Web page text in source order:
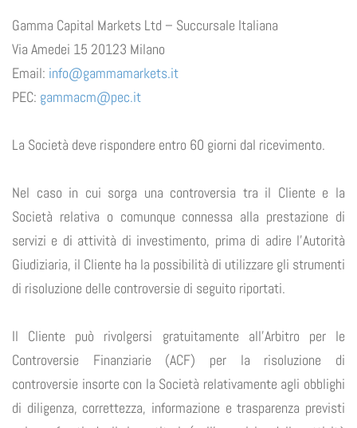
Gamma Capital Markets Ltd – Succursale Italiana
Via Amedei 15 20123 Milano
Email: info@gammamarkets.it
PEC: gammacm@pec.it
La Società deve rispondere entro 60 giorni dal ricevimento.
Nel caso in cui sorga una controversia tra il Cliente e la
Società relativa o comunque connessa alla prestazione di
servizi e di attività di investimento, prima di adire l’Autorità
Giudiziaria, il Cliente ha la possibilità di utilizzare gli strumenti
di risoluzione delle controversie di seguito riportati.
Il Cliente può rivolgersi gratuitamente all’Arbitro per le
Controversie Finanziarie (ACF) per la risoluzione di
controversie insorte con la Società relativamente agli obblighi
di diligenza, correttezza, informazione e trasparenza previsti